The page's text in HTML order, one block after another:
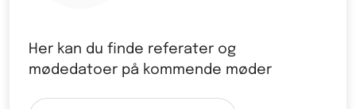
Her kan du finde referater og
mødedatoer på kommende møder